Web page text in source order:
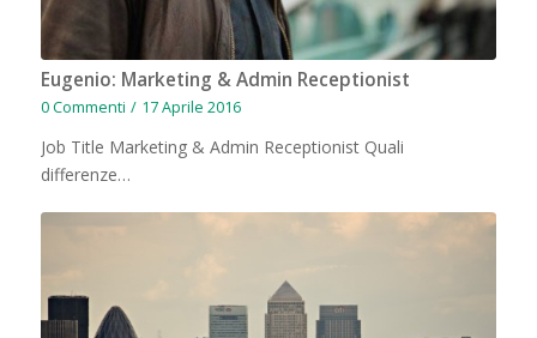
Eugenio: Marketing & Admin Receptionist
0 Commenti / 17 Aprile 2016
Job Title Marketing & Admin Receptionist Quali
differenze…